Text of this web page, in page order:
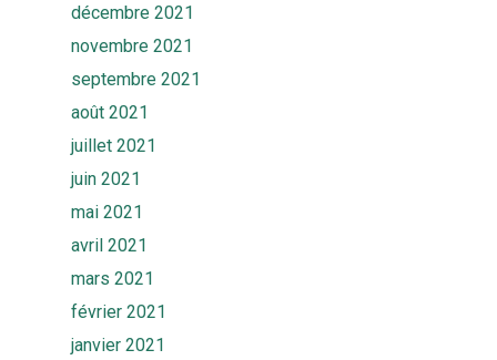
décembre 2021
novembre 2021
septembre 2021
août 2021
juillet 2021
juin 2021
mai 2021
avril 2021
mars 2021
février 2021
janvier 2021